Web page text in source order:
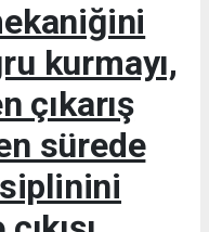
kurmayı,
çıkarış
sürede